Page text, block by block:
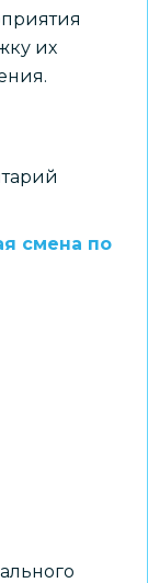
их
смена по